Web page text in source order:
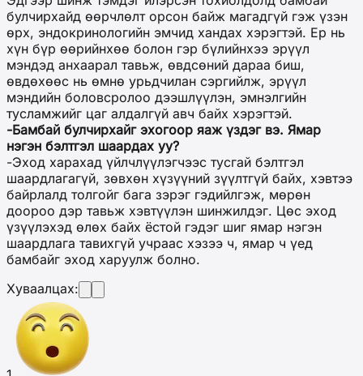
булчирхайд өөрчлөлт орсон байж магадгүй гэж үзэн
өрх, эндокринологийн эмчид хандах хэрэгтэй. Ер нь
хүн бүр өөрийнхөө болон гэр бүлийнхээ эрүүл
мэндэд анхаарал тавьж, өвдсөний дараа биш,
өвдөхөөс нь өмнө урьдчилан сэргийлж, эрүүл
мэндийн боловсролоо дээшлүүлэн, эмнэлгийн
тусламжийг цаг алдалгүй авч байх хэрэгтэй.
-Бамбай булчирхайг эхогоор яаж үздэг вэ. Ямар
нэгэн бэлтгэл шаардах уу?
-Эход харахад үйлчлүүлэгчээс тусгай бэлтгэл
шаардлагагүй, зөвхөн хүзүүний зүүлтгүй байх, хэвтээ
байрлалд толгойг бага зэрэг гэдийлгэж, мөрөн
доороо дэр тавьж хэвтүүлэн шинжилдэг. Цөс эход
үзүүлэхэд өлөх байх ёстой гэдэг шиг ямар нэгэн
шаардлага тавихгүй учраас хэзээ ч, ямар ч үед
бамбайг эход харуулж болно.
Хуваалцах: